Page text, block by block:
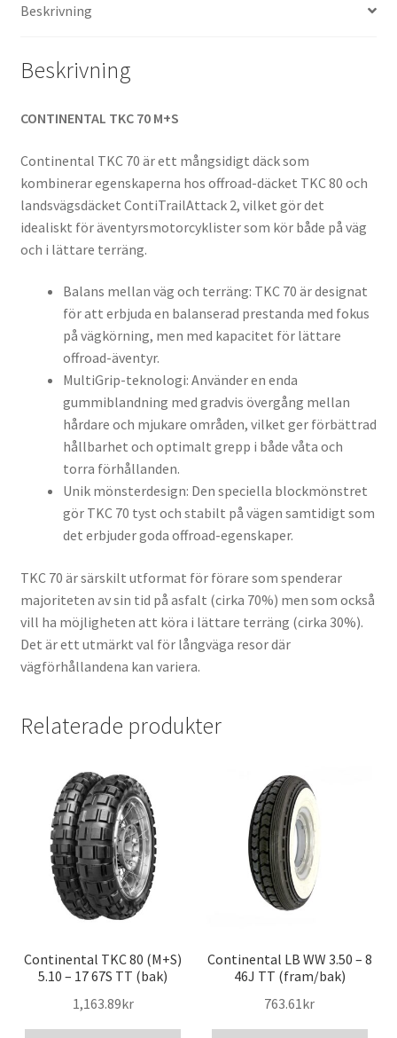
mängd
Beskrivning
Beskrivning
CONTINENTAL TKC 70 M+S
Continental TKC 70 är ett mångsidigt däck som
kombinerar egenskaperna hos offroad-däcket TKC 80 och
landsvägsdäcket ContiTrailAttack 2, vilket gör det
idealiskt för äventyrsmotorcyklister som kör både på väg
och i lättare terräng.
Balans mellan väg och terräng: TKC 70 är designat
för att erbjuda en balanserad prestanda med fokus
på vägkörning, men med kapacitet för lättare
offroad-äventyr.
MultiGrip-teknologi: Använder en enda
gummiblandning med gradvis övergång mellan
hårdare och mjukare områden, vilket ger förbättrad
hållbarhet och optimalt grepp i både våta och
torra förhållanden.
Unik mönsterdesign: Den speciella blockmönstret
gör TKC 70 tyst och stabilt på vägen samtidigt som
det erbjuder goda offroad-egenskaper.
TKC 70 är särskilt utformat för förare som spenderar
majoriteten av sin tid på asfalt (cirka 70%) men som också
vill ha möjligheten att köra i lättare terräng (cirka 30%).
Det är ett utmärkt val för långväga resor där
vägförhållandena kan variera.
Relaterade produkter
Continental TKC 80 (M+S)
5.10 – 17 67S TT (bak)
1,163.89kr
Continental LB WW 3.50 – 8
46J TT (fram/bak)
763.61kr